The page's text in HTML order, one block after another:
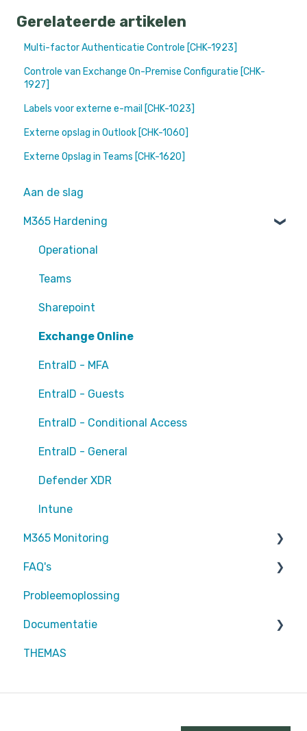
Gerelateerde artikelen
Multi-factor Authenticatie Controle [CHK-1923]
Controle van Exchange On-Premise Configuratie [CHK-
1927]
Labels voor externe e-mail [CHK-1023]
Externe opslag in Outlook [CHK-1060]
Externe Opslag in Teams [CHK-1620]
Aan de slag
M365 Hardening
Operational
Teams
Sharepoint
Exchange Online
EntraID - MFA
EntraID - Guests
EntraID - Conditional Access
EntraID - General
Defender XDR
Intune
M365 Monitoring
Entra ID
SharePoint
Exchange Online
rapportages
FAQ's
Partners
Attic MDR
Probleemoplossing
Documentatie
Partners
THEMAS